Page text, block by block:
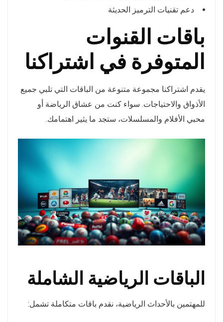
دعم تقنيات الترميز الحديثة
باقات القنوات
المتوفرة في اشتراكنا
يقدم اشتراكنا مجموعة متنوعة من الباقات التي تلبي جميع
الأذواق والاحتياجات. سواء كنت من عشاق الرياضة أو
محبي الأفلام والمسلسلات، ستجد ما يثير اهتمامك.
الباقات الرياضية الشاملة
للمهتمين بالأحداث الرياضية، نقدم باقات متكاملة تشمل: